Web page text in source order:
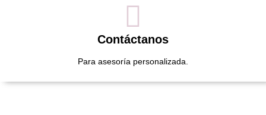
Contáctanos
Para asesoría personalizada.